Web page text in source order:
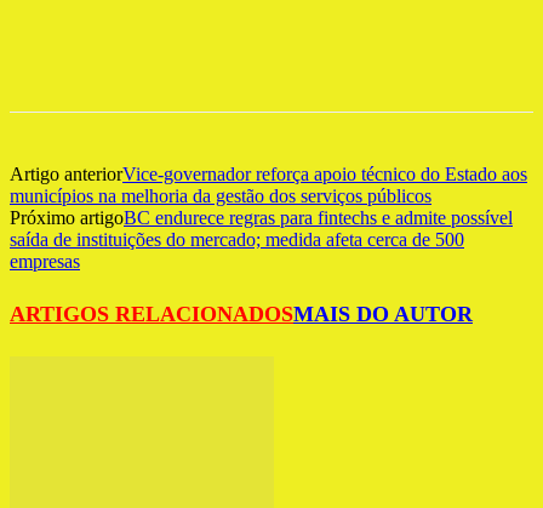
Artigo anteriorVice-governador reforça apoio técnico do Estado aos
municípios na melhoria da gestão dos serviços públicos
Próximo artigoBC endurece regras para fintechs e admite possível
saída de instituições do mercado; medida afeta cerca de 500
empresas
ARTIGOS RELACIONADOSMAIS DO AUTOR